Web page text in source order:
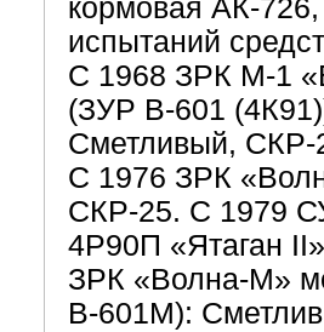
кормовая АК-
испытаний
С 1968 ЗРК М-1
(ЗУР В-601
Сметливый, СКР-
С 1976 ЗРК
СКР-25. С 1979
4Р90П «Ятаган II»
ЗРК «Волна-М»
В-601М):